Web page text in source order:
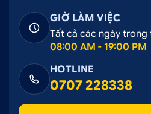
Ô tô Hoàng Kim cung cấp
làm đẹp ô tô
Liên hệ ngay 0707 228 338
lịch hẹn thi công sớm nhất!
Địa chỉ các chi nhánh:
GIỜ LÀM VIỆC
Tất cả các ngày trong
08:00 AM - 19:00 PM
HOTLINE
0707 228338